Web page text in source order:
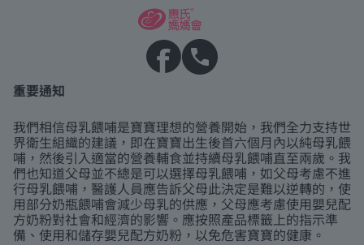
重要通知
我們相信母乳餵哺是寶寶理想的營養開始，我們全力支持世
界衛生組織的建議，即在寶寶出生後首六個月內以純母乳餵
哺，然後引入適當的營養輔食並持續母乳餵哺直至兩歲。我
們也知道父母並不總是可以選擇母乳餵哺，如父母考慮不進
行母乳餵哺，醫護人員應告訴父母此決定是難以逆轉的，使
用部分奶瓶餵哺會減少母乳的供應，父母應考慮使用嬰兒配
方奶粉對社會和經濟的影響。應按照產品標籤上的指示準
備、使用和儲存嬰兒配方奶粉，以免危害寶寶的健康。